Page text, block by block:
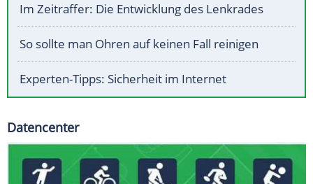
Im Zeitraffer: Die Entwicklung des Lenkrades
So sollte man Ohren auf keinen Fall reinigen
Experten-Tipps: Sicherheit im Internet
Datencenter